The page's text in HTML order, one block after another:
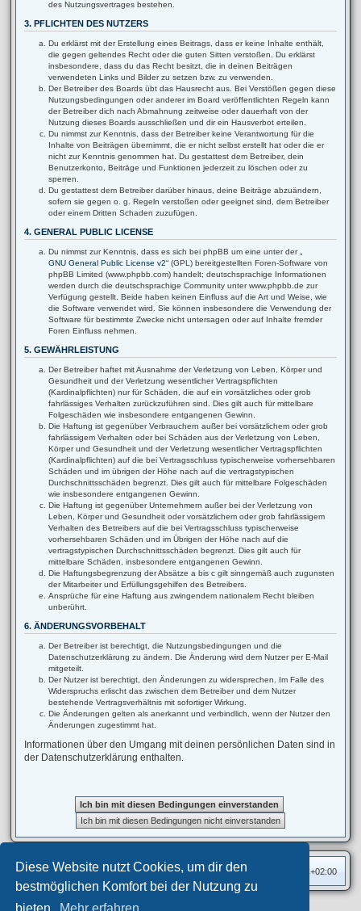
Diese Website nutzt Cookies, um dir den
bestmöglichen Komfort bei der Nutzung zu
des Nutzungsvertrages bestehen.
3. PFLICHTEN DES NUTZERS
Du erklärst mit der Erstellung eines Beitrags, dass er keine Inhalte enthält,
die gegen geltendes Recht oder die guten Sitten verstoßen. Du erklärst
insbesondere, dass du das Recht besitzt, die in deinen Beiträgen
verwendeten Links und Bilder zu setzen bzw. zu verwenden.
Der Betreiber des Boards übt das Hausrecht aus. Bei Verstößen gegen diese
Nutzungsbedingungen oder anderer im Board veröffentlichten Regeln kann
der Betreiber dich nach Abmahnung zeitweise oder dauerhaft von der
Nutzung dieses Boards ausschließen und dir ein Hausverbot erteilen.
Du nimmst zur Kenntnis, dass der Betreiber keine Verantwortung für die
Inhalte von Beiträgen übernimmt, die er nicht selbst erstellt hat oder die er
nicht zur Kenntnis genommen hat. Du gestattest dem Betreiber, dein
Benutzerkonto, Beiträge und Funktionen jederzeit zu löschen oder zu
sperren.
Du gestattest dem Betreiber darüber hinaus, deine Beiträge abzuändern,
sofern sie gegen o. g. Regeln verstoßen oder geeignet sind, dem Betreiber
oder einem Dritten Schaden zuzufügen.
4. GENERAL PUBLIC LICENSE
Du nimmst zur Kenntnis, dass es sich bei phpBB um eine unter der „
GNU General Public License v2“ (GPL) bereitgestellten Foren-Software von
phpBB Limited (www.phpbb.com) handelt; deutschsprachige Informationen
werden durch die deutschsprachige Community unter www.phpbb.de zur
Verfügung gestellt. Beide haben keinen Einfluss auf die Art und Weise, wie
die Software verwendet wird. Sie können insbesondere die Verwendung der
Software für bestimmte Zwecke nicht untersagen oder auf Inhalte fremder
Foren Einfluss nehmen.
5. GEWÄHRLEISTUNG
Der Betreiber haftet mit Ausnahme der Verletzung von Leben, Körper und
Gesundheit und der Verletzung wesentlicher Vertragspflichten
(Kardinalpflichten) nur für Schäden, die auf ein vorsätzliches oder grob
fahrlässiges Verhalten zurückzuführen sind. Dies gilt auch für mittelbare
Folgeschäden wie insbesondere entgangenen Gewinn.
Die Haftung ist gegenüber Verbrauchern außer bei vorsätzlichem oder grob
fahrlässigem Verhalten oder bei Schäden aus der Verletzung von Leben,
Körper und Gesundheit und der Verletzung wesentlicher Vertragspflichten
(Kardinalpflichten) auf die bei Vertragsschluss typischerweise vorhersehbaren
Schäden und im übrigen der Höhe nach auf die vertragstypischen
Durchschnittsschäden begrenzt. Dies gilt auch für mittelbare Folgeschäden
wie insbesondere entgangenen Gewinn.
Die Haftung ist gegenüber Unternehmern außer bei der Verletzung von
Leben, Körper und Gesundheit oder vorsätzlichem oder grob fahrlässigem
Verhalten des Betreibers auf die bei Vertragsschluss typischerweise
vorhersehbaren Schäden und im Übrigen der Höhe nach auf die
vertragstypischen Durchschnittsschäden begrenzt. Dies gilt auch für
mittelbare Schäden, insbesondere entgangenen Gewinn.
Die Haftungsbegrenzung der Absätze a bis c gilt sinngemäß auch zugunsten
der Mitarbeiter und Erfüllungsgehilfen des Betreibers.
Ansprüche für eine Haftung aus zwingendem nationalem Recht bleiben
unberührt.
6. ÄNDERUNGSVORBEHALT
Der Betreiber ist berechtigt, die Nutzungsbedingungen und die
Datenschutzerklärung zu ändern. Die Änderung wird dem Nutzer per E-Mail
mitgeteilt.
Der Nutzer ist berechtigt, den Änderungen zu widersprechen. Im Falle des
Widerspruchs erlischt das zwischen dem Betreiber und dem Nutzer
bestehende Vertragsverhältnis mit sofortiger Wirkung.
Die Änderungen gelten als anerkannt und verbindlich, wenn der Nutzer den
Änderungen zugestimmt hat.
Informationen über den Umgang mit deinen persönlichen Daten sind in
der Datenschutzerklärung enthalten.
Foren-Übersicht Alle Zeiten sind UTC+02:00